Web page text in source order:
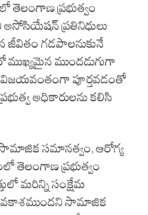
ప్రభుత్వం
అసోసియేషన్‌ ప్రతినిధులు
జీవితం గడపాలనుకునే
ముఖ్యమైన ముందడుగుగా
విజయవంతంగా పూర్తవడంతో
అధికారులను కలిసి
సమానత్వం, ఆరోగ్య
తెలంగాణ ప్రభుత్వం
మరిన్ని సంక్షేమ
సామాజిక